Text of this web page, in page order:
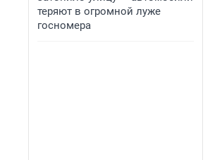
теряют в огромной луже
госномера